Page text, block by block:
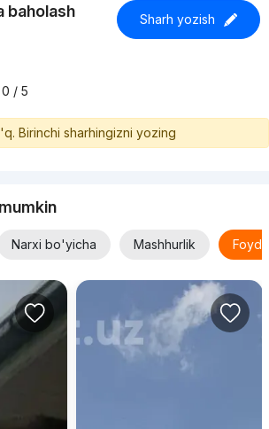
baholash Sharh yozish
0 / 5
Birinchi sharhingizni yozing
Narxi bo'yicha Mashhurlik